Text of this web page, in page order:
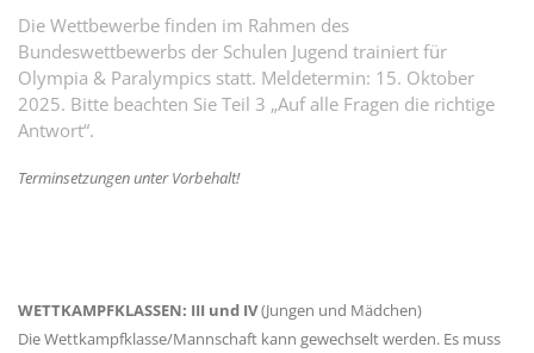
Die Wettbewerbe finden im Rahmen des
Bundeswettbewerbs der Schulen Jugend trainiert für
Olympia & Paralympics statt. Meldetermin: 15. Oktober
2025. Bitte beachten Sie Teil 3 „Auf alle Fragen die richtige
Antwort“.
Terminsetzungen unter Vorbehalt!
WETTKAMPFKLASSEN: III und IV(Jungen und Mädchen)
Die Wettkampfklasse/Mannschaft kann gewechselt werden. Es muss